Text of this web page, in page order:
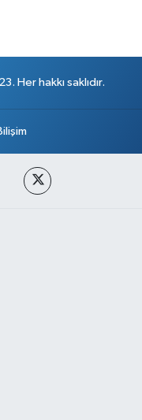
Her hakkı saklıdır.